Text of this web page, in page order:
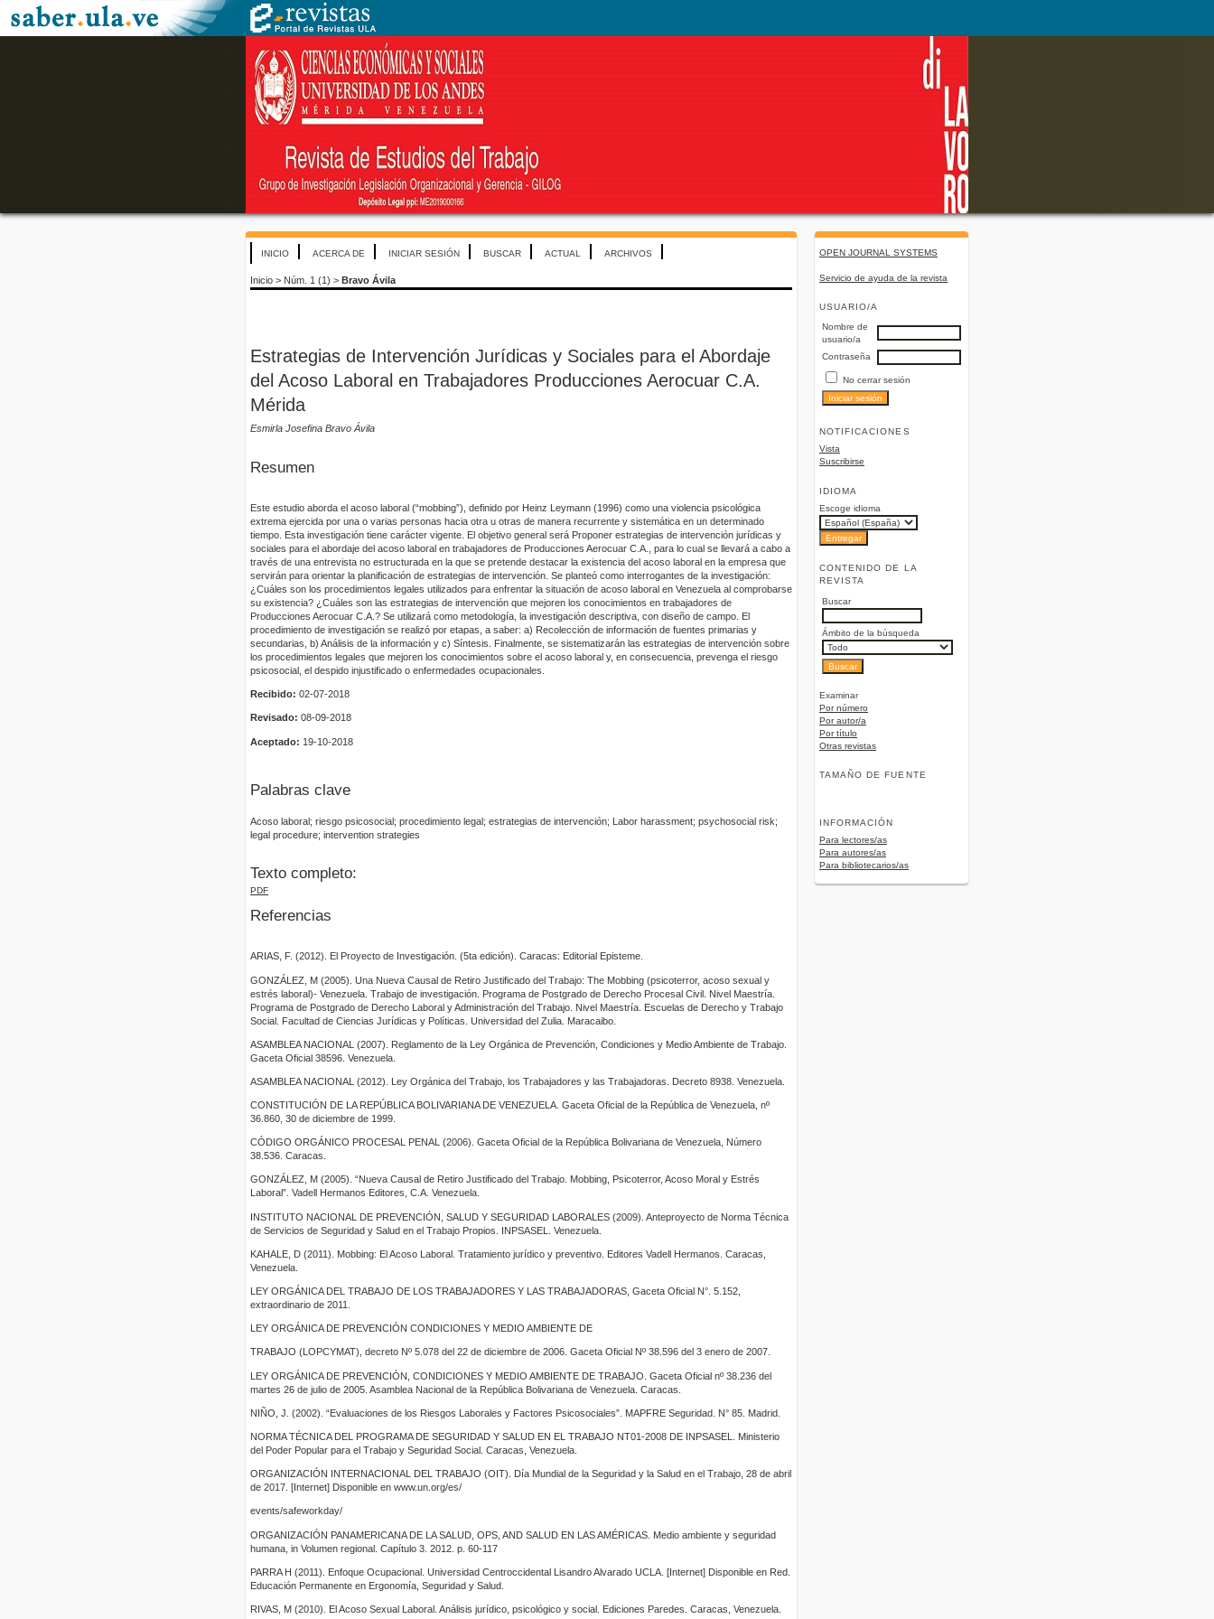
OPEN JOURNAL SYSTEMS
Servicio de ayuda de la revista
USUARIO/A
Nombre de
usuario/a
Contraseña
No cerrar sesión
NOTIFICACIONES
Vista
Suscribirse
IDIOMA
Escoge idioma
CONTENIDO DE LA
REVISTA
Buscar
Ámbito de la búsqueda
Examinar
Por número
Por autor/a
Por título
Otras revistas
TAMAÑO DE FUENTE
INFORMACIÓN
Para lectores/as
Para autores/as
Para bibliotecarios/as
INICIO ACERCA DE INICIAR SESIÓN BUSCAR ACTUAL ARCHIVOS
Inicio > Núm. 1 (1) > Bravo Ávila
Estrategias de Intervención Jurídicas y Sociales para el Abordaje
del Acoso Laboral en Trabajadores Producciones Aerocuar C.A.
Mérida
Esmirla Josefina Bravo Ávila
Resumen
Este estudio aborda el acoso laboral (“mobbing”), definido por Heinz Leymann (1996) como una violencia psicológica
extrema ejercida por una o varias personas hacia otra u otras de manera recurrente y sistemática en un determinado
tiempo. Esta investigación tiene carácter vigente. El objetivo general será Proponer estrategias de intervención jurídicas y
sociales para el abordaje del acoso laboral en trabajadores de Producciones Aerocuar C.A., para lo cual se llevará a cabo a
través de una entrevista no estructurada en la que se pretende destacar la existencia del acoso laboral en la empresa que
servirán para orientar la planificación de estrategias de intervención. Se planteó como interrogantes de la investigación:
¿Cuáles son los procedimientos legales utilizados para enfrentar la situación de acoso laboral en Venezuela al comprobarse
su existencia? ¿Cuáles son las estrategias de intervención que mejoren los conocimientos en trabajadores de
Producciones Aerocuar C.A.? Se utilizará como metodología, la investigación descriptiva, con diseño de campo. El
procedimiento de investigación se realizó por etapas, a saber: a) Recolección de información de fuentes primarias y
secundarias, b) Análisis de la información y c) Síntesis. Finalmente, se sistematizarán las estrategias de intervención sobre
los procedimientos legales que mejoren los conocimientos sobre el acoso laboral y, en consecuencia, prevenga el riesgo
psicosocial, el despido injustificado o enfermedades ocupacionales.
Recibido: 02-07-2018
Revisado: 08-09-2018
Aceptado: 19-10-2018
Palabras clave
Acoso laboral; riesgo psicosocial; procedimiento legal; estrategias de intervención; Labor harassment; psychosocial risk;
legal procedure; intervention strategies
Texto completo:
PDF
Referencias
ARIAS, F. (2012). El Proyecto de Investigación. (5ta edición). Caracas: Editorial Episteme.
GONZÁLEZ, M (2005). Una Nueva Causal de Retiro Justificado del Trabajo: The Mobbing (psicoterror, acoso sexual y
estrés laboral)- Venezuela. Trabajo de investigación. Programa de Postgrado de Derecho Procesal Civil. Nivel Maestría.
Programa de Postgrado de Derecho Laboral y Administración del Trabajo. Nivel Maestría. Escuelas de Derecho y Trabajo
Social. Facultad de Ciencias Jurídicas y Políticas. Universidad del Zulia. Maracaibo.
ASAMBLEA NACIONAL (2007). Reglamento de la Ley Orgánica de Prevención, Condiciones y Medio Ambiente de Trabajo.
Gaceta Oficial 38596. Venezuela.
ASAMBLEA NACIONAL (2012). Ley Orgánica del Trabajo, los Trabajadores y las Trabajadoras. Decreto 8938. Venezuela.
CONSTITUCIÓN DE LA REPÚBLICA BOLIVARIANA DE VENEZUELA. Gaceta Oficial de la República de Venezuela, nº
36.860, 30 de diciembre de 1999.
CÓDIGO ORGÁNICO PROCESAL PENAL (2006). Gaceta Oficial de la República Bolivariana de Venezuela, Número
38.536. Caracas.
GONZÁLEZ, M (2005). “Nueva Causal de Retiro Justificado del Trabajo. Mobbing, Psicoterror, Acoso Moral y Estrés
Laboral”. Vadell Hermanos Editores, C.A. Venezuela.
INSTITUTO NACIONAL DE PREVENCIÓN, SALUD Y SEGURIDAD LABORALES (2009). Anteproyecto de Norma Técnica
de Servicios de Seguridad y Salud en el Trabajo Propios. INPSASEL. Venezuela.
KAHALE, D (2011). Mobbing: El Acoso Laboral. Tratamiento jurídico y preventivo. Editores Vadell Hermanos. Caracas,
Venezuela.
LEY ORGÁNICA DEL TRABAJO DE LOS TRABAJADORES Y LAS TRABAJADORAS, Gaceta Oficial N°. 5.152,
extraordinario de 2011.
LEY ORGÁNICA DE PREVENCIÓN CONDICIONES Y MEDIO AMBIENTE DE
TRABAJO (LOPCYMAT), decreto Nº 5.078 del 22 de diciembre de 2006. Gaceta Oficial Nº 38.596 del 3 enero de 2007.
LEY ORGÁNICA DE PREVENCIÓN, CONDICIONES Y MEDIO AMBIENTE DE TRABAJO. Gaceta Oficial nº 38.236 del
martes 26 de julio de 2005. Asamblea Nacional de la República Bolivariana de Venezuela. Caracas.
NIÑO, J. (2002). “Evaluaciones de los Riesgos Laborales y Factores Psicosociales”. MAPFRE Seguridad. N° 85. Madrid.
NORMA TÉCNICA DEL PROGRAMA DE SEGURIDAD Y SALUD EN EL TRABAJO NT01-2008 DE INPSASEL. Ministerio
del Poder Popular para el Trabajo y Seguridad Social. Caracas, Venezuela.
ORGANIZACIÓN INTERNACIONAL DEL TRABAJO (OIT). Día Mundial de la Seguridad y la Salud en el Trabajo, 28 de abril
de 2017. [Internet] Disponible en www.un.org/es/
events/safeworkday/
ORGANIZACIÓN PANAMERICANA DE LA SALUD, OPS, AND SALUD EN LAS AMÉRICAS. Medio ambiente y seguridad
humana, in Volumen regional. Capítulo 3. 2012. p. 60-117
PARRA H (2011). Enfoque Ocupacional. Universidad Centroccidental Lisandro Alvarado UCLA. [Internet] Disponible en Red.
Educación Permanente en Ergonomía, Seguridad y Salud.
RIVAS, M (2010). El Acoso Sexual Laboral. Análisis jurídico, psicológico y social. Ediciones Paredes. Caracas, Venezuela.